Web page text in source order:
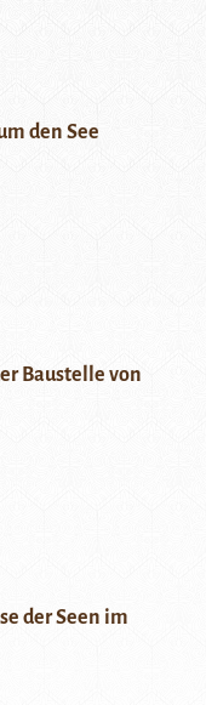
den See
Baustelle von
der Seen im